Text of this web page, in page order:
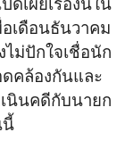
ดเผยเรื่องนี้ใน
เดือนธันวาคม
ปักใจเชื่อนัก
ดคล้องกันและ
นินคดีกับนายก
นี้